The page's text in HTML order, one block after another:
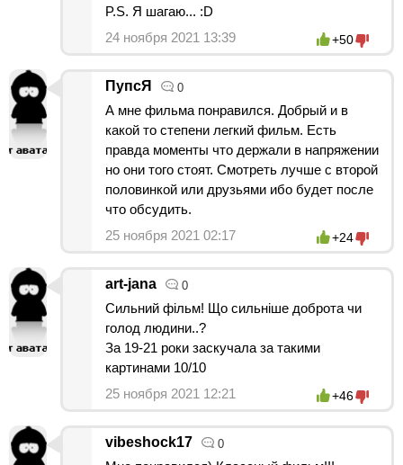
P.S. Я шагаю... :D
24 ноября 2021 13:39
+50
ПупсЯ 0
А мне фильма понравился. Добрый и в
какой то степени легкий фильм. Есть
правда моменты что держали в напряжении
но они того стоят. Смотреть лучше с второй
половинкой или друзьями ибо будет после
что обсудить.
25 ноября 2021 02:17
+24
art-jana 0
Сильний фільм! Що сильніше доброта чи
голод людини..?
За 19-21 роки заскучала за такими
картинами 10/10
25 ноября 2021 12:21
+46
vibeshock17 0